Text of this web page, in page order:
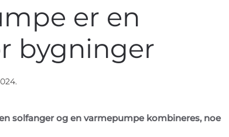
er en
bygninger
.
solfanger og en varmepumpe kombineres, noe